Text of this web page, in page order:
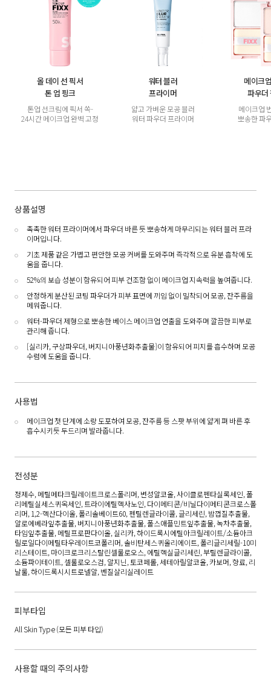
올 데이 선 픽서
톤 업 핑크
톤업 선크림에 픽서 쏙-
24시간 메이크업 완벽 고정
워터 블러
프라이머
얇고 가벼운 모공 블러
워터 파우더 프라이머
메이크
파우더
메이크업
뽀송한 파
상품설명
촉촉한 워터 프라이머에서 파우더 바른 듯 뽀송하게 마무리되는 워터 블러 프라
이머입니다.
기초 제품 같은 가볍고 편안한 모공 커버를 도와주며 즉각적으로 유분 흡착에 도
움을 줍니다.
52%의 보습 성분이 함유되어 피부 건조함 없이 메이크업 지속력을 높여줍니다.
안정하게 분산된 코팅 파우더가 피부 표면에 끼임 없이 밀착되어 모공, 잔주름을
메워줍니다.
워터-파우더 제형으로 뽀송한 베이스 메이크업 연출을 도와주며 깔끔한 피부로
관리해 줍니다.
[실리카, 구상파우더, 버지니아풍년화추출물]이 함유되어 피지를 흡수하며 모공
수렴에 도움을 줍니다.
사용법
메이크업 첫 단계에 소량 도포하여 모공, 잔주름 등 스팟 부위에 얇게 펴 바른 후
흡수시키듯 두드리며 발라줍니다.
전성분
정제수, 메틸메타크릴레이트크로스폴리머, 변성알코올, 사이클로펜타실록세인, 폴
리메틸실세스퀴옥세인, 트라이에틸헥사노인, 다이메티콘/비닐다이메티콘크로스폴
리머, 1,2-헥산다이올, 폴리솔베이트60, 펜틸렌글라이콜, 글리세린, 밤껍질추출물,
알로에베라잎추출물, 버지니아풍년화추출물, 폴스애플민트잎추출물, 녹차추출물,
타임잎추출물, 메틸프로판다이올, 실리카, 하이드록시에틸아크릴레이트/소듐아크
릴로일다이메틸타우레이트코폴리머, 솔비탄세스퀴올리에이트, 폴리글리세릴-10미
리스테이트, 마이크로크리스탈린셀룰로오스, 에틸헥실글리세린, 부틸렌글라이콜,
소듐파이테이트, 셀룰로오스검, 알지닌, 토코페롤, 세테아릴알코올, 카보머, 향료, 리
날룰, 하이드록시시트로넬알, 벤질살리실레이트
피부타입
All Skin Type(모든 피부 타입)
사용할 때의 주의사항